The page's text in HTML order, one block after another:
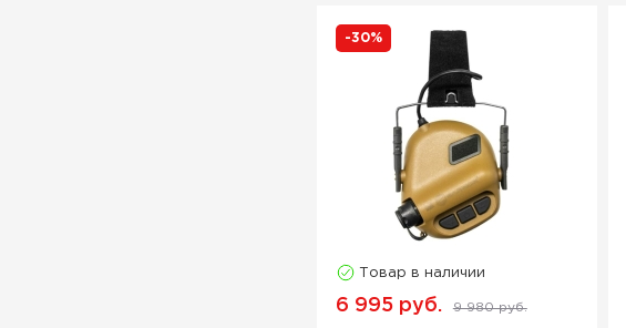
-30%
Товар в наличии
6 995 руб. 9 980 руб.